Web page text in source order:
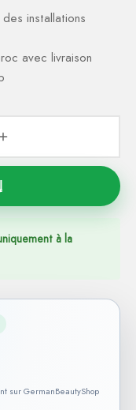
installations
avec livraison
à la
sur GermanBeautyShop